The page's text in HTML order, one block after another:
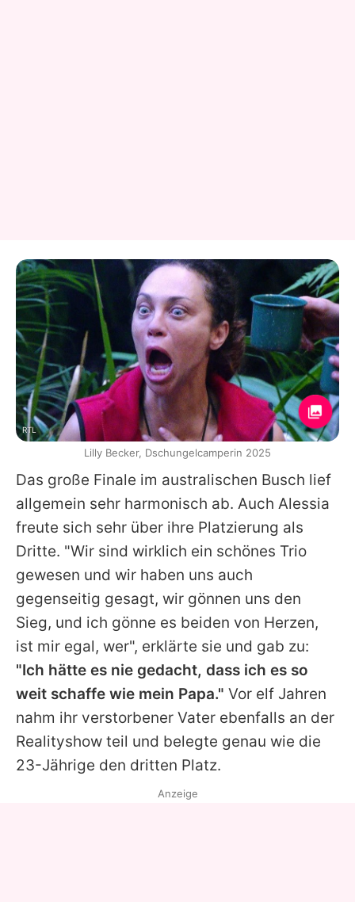
Das große Finale im australischen Busch lief
allgemein sehr harmonisch ab. Auch Alessia
freute sich sehr über ihre Platzierung als
Dritte. "Wir sind wirklich ein schönes Trio
gewesen und wir haben uns auch
gegenseitig gesagt, wir gönnen uns den
Sieg, und ich gönne es beiden von Herzen,
ist mir egal, wer", erklärte sie und gab zu:
"Ich hätte es nie gedacht, dass ich es so
weit schaffe wie mein Papa." Vor elf Jahren
nahm ihr verstorbener Vater ebenfalls an der
Realityshow teil und belegte genau wie die
23-Jährige den dritten Platz.
RTL
Lilly Becker, Dschungelcamperin 2025
Anzeige